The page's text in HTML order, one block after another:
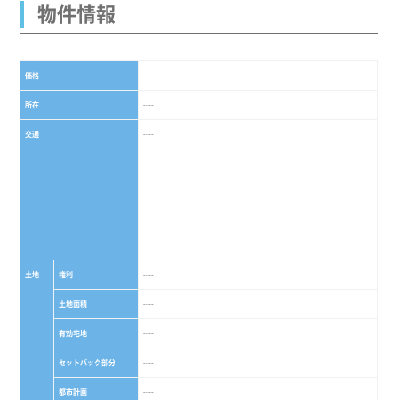
物件情報
価格 ----
所在 ----
交通 ----
土地 権利 ----
土地面積 ----
有効宅地 ----
セットバック部分 ----
都市計画 ----